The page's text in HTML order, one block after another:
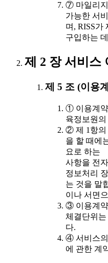
⑦ 마일리지
가능한 서
며, RISS가
구입하는
제 2 장 서비스
제 5 조 (이용
① 이용계약
육정보원
② 제 1항의
을 할 때에
요로 하는
사항을 전
정보처리
는 것을 말
이나 서면
③ 이용계약
체결단위
다.
④ 서비스의
에 관한 계